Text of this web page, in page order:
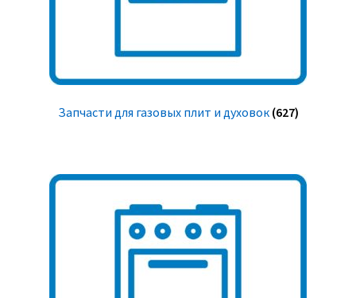
Запчасти для газовых плит и духовок (627)